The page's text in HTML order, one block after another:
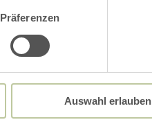
Präferenzen
Auswahl erlauben